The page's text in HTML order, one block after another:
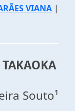
VIANA|
Souto¹